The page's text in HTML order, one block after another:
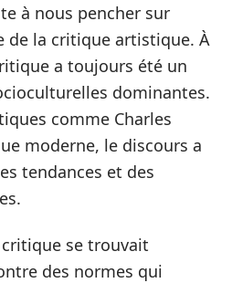
à nous pencher sur
de la critique artistique. À
a toujours été un
dominantes.
comme Charles
moderne, le discours a
tendances et des
se trouvait
des normes qui